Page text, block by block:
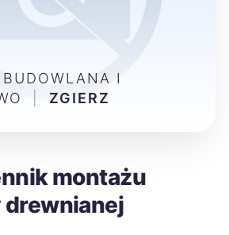
montażu
I
ZGIERZ